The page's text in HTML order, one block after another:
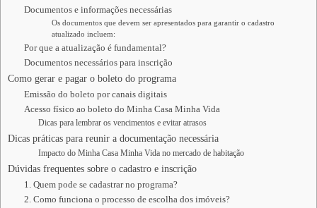
Documentos e informações necessárias
Os documentos que devem ser apresentados para garantir o cadastro
atualizado incluem:
Por que a atualização é fundamental?
Documentos necessários para inscrição
Como gerar e pagar o boleto do programa
Emissão do boleto por canais digitais
Acesso físico ao boleto do Minha Casa Minha Vida
Dicas para lembrar os vencimentos e evitar atrasos
Dicas práticas para reunir a documentação necessária
Impacto do Minha Casa Minha Vida no mercado de habitação
Dúvidas frequentes sobre o cadastro e inscrição
1. Quem pode se cadastrar no programa?
2. Como funciona o processo de escolha dos imóveis?